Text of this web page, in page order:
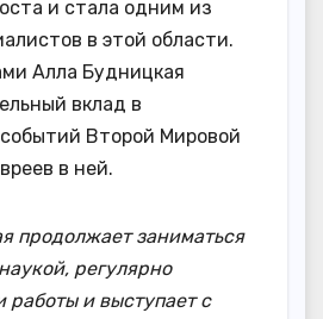
и стала одним из
в этой области.
Алла Будницкая
вклад в
Второй Мировой
в ней.
продолжает заниматься
регулярно
работы и выступает с